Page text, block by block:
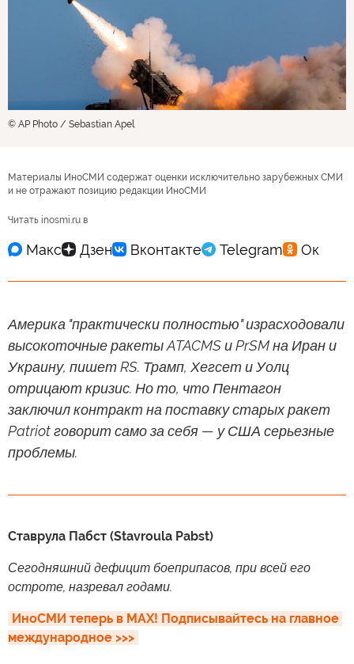
© AP Photo / Sebastian Apel
Материалы ИноСМИ содержат оценки исключительно зарубежных СМИ
и не отражают позицию редакции ИноСМИ
Читать inosmi.ru в
Америка "практически полностью" израсходовали
высокоточные ракеты ATACMS и PrSM на Иран и
Украину, пишет RS. Трамп, Хегсет и Уолц
отрицают кризис. Но то, что Пентагон
заключил контракт на поставку старых ракет
Patriot говорит само за себя — у США серьезные
проблемы.
Ставрула Пабст (Stavroula Pabst)
Сегодняшний дефицит боеприпасов, при всей его
остроте, назревал годами.
ИноСМИ теперь в MAX! Подписывайтесь на главное
международное >>>